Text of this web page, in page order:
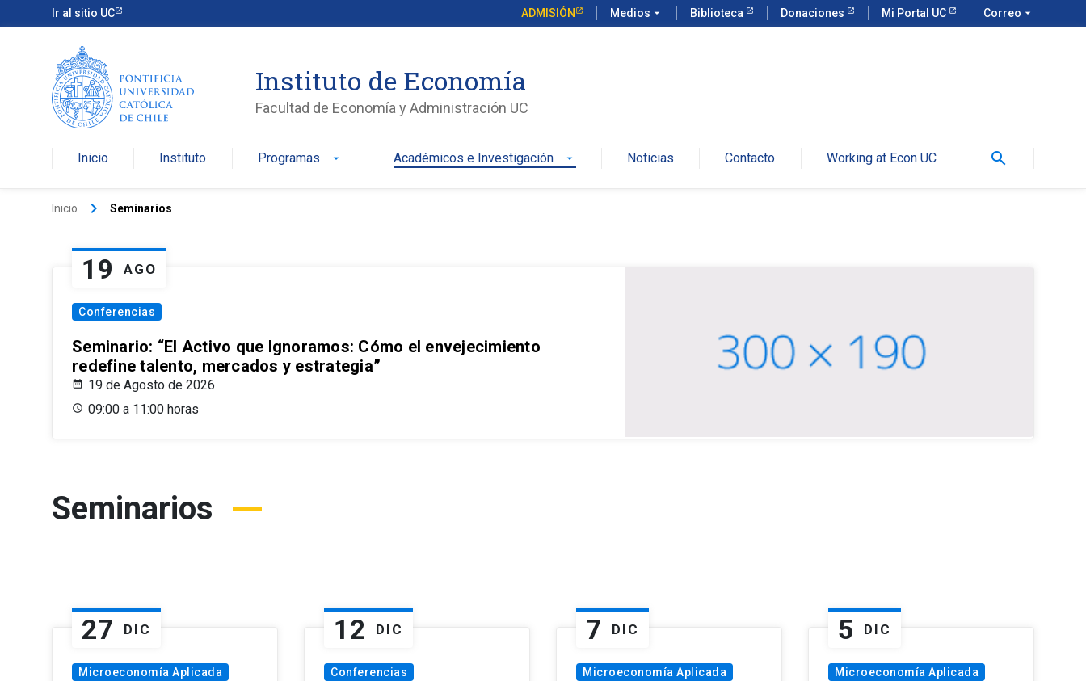
Ir al sitio UC ADMISIÓN Medios arrow_drop_down Biblioteca Donaciones Mi Portal UC Correo arrow_drop_down
Instituto de Economía
Facultad de Economía y Administración UC
Inicio Instituto Programas arrow_drop_down Académicos e Investigación arrow_drop_down Noticias Contacto Working at Econ UC search
Inicio keyboard_arrow_right Seminarios
19 AGO
Conferencias
Seminario: “El Activo que Ignoramos: Cómo el envejecimiento
redefine talento, mercados y estrategia”
19 de Agosto de 2026
09:00 a 11:00 horas
Seminarios
27 DIC
Microeconomía Aplicada
12 DIC
Conferencias
7 DIC
Microeconomía Aplicada
5 DIC
Microeconomía Aplicada